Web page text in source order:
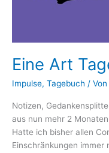
Eine Art
Impulse, Tagebuch / Von
Notizen,
aus nun mehr 2
Hatte ich bisher allen
Einschränkungen